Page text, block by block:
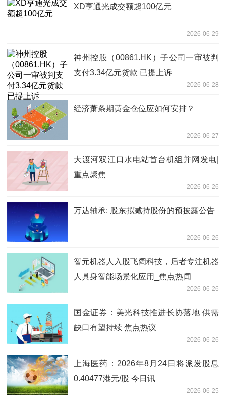
XD亨通光成交额超100亿元
2026-06-29
神州控股（00861.HK）子公司一审被判
支付3.34亿元货款 已提上诉
2026-06-28
经济萧条期黄金仓位应如何安排？
2026-06-27
大渡河双江口水电站首台机组并网发电|
重点聚焦
2026-06-26
万达轴承: 股东拟减持股份的预披露公告
2026-06-26
智元机器人入股飞阔科技，后者专注机器
人具身智能场景化应用_焦点热闻
2026-06-26
国金证券：美光科技推进长协落地 供需
缺口有望持续 焦点热议
2026-06-26
上海医药：2026年8月24日将派发股息
0.40477港元/股 今日讯
2026-06-25